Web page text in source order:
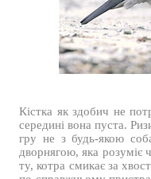
Кістка як здобич не
середині вона пуста.
гру не з будь-якою
дворнягою, яка розуміє
ту, котра смикає за